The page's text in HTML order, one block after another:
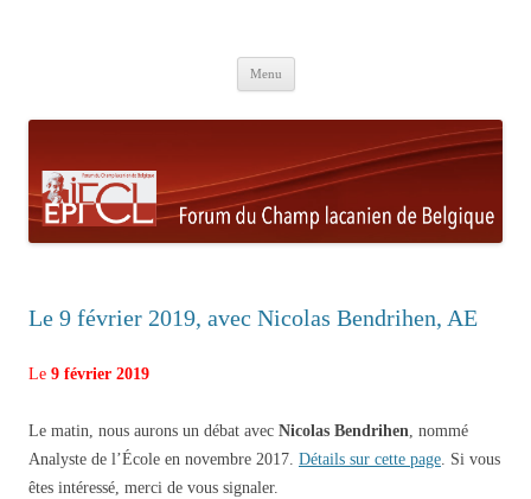
Menu
Le 9 février 2019, avec Nicolas Bendrihen, AE
Le 9 février 2019
Le matin, nous aurons un débat avec Nicolas Bendrihen, nommé
Analyste de l’École en novembre 2017. Détails sur cette page. Si vous
êtes intéressé, merci de vous signaler.